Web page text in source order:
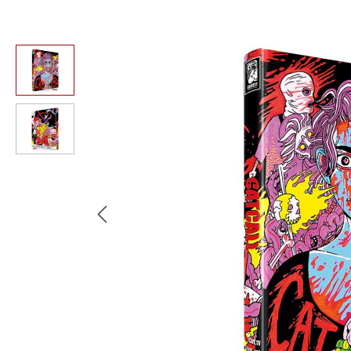
Bildergalerie überspringen